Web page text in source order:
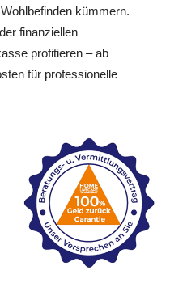
kümmern.
finanziellen
profitieren – ab
für professionelle